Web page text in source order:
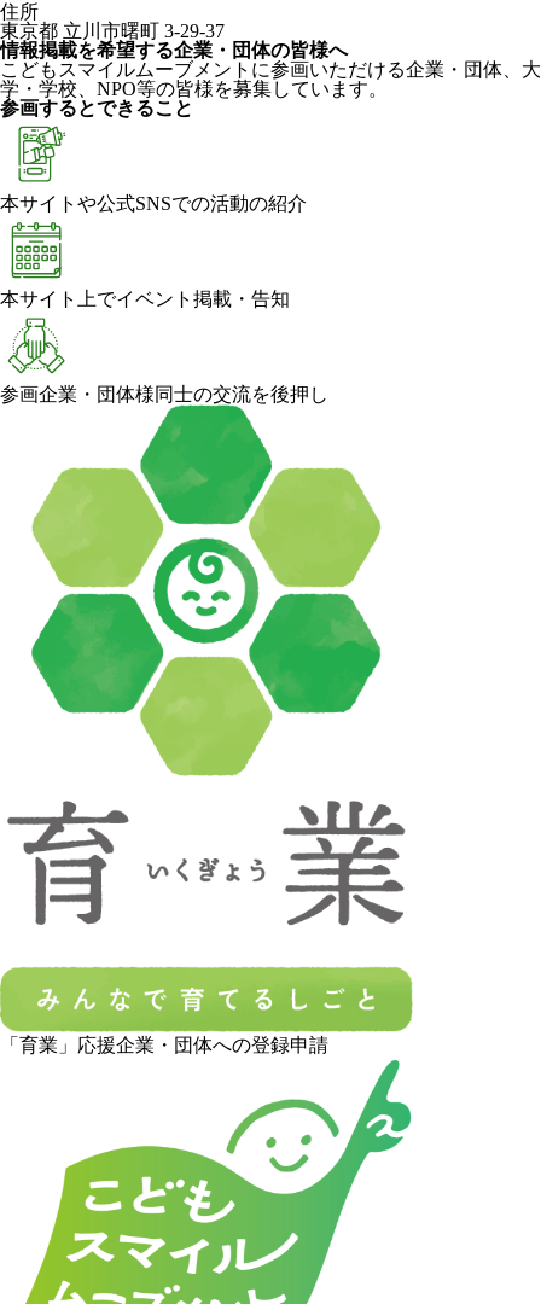
住所
東京都 立川市曙町 3-29-37
情報掲載を希望する企業・団体の皆様へ
こどもスマイルムーブメントに参画いただける企業・団体、大
学・学校、NPO等の皆様を募集しています。
参画するとできること
本サイトや公式SNSでの活動の紹介
本サイト上でイベント掲載・告知
参画企業・団体様同士の交流を後押し
「育業」応援企業・団体への登録申請